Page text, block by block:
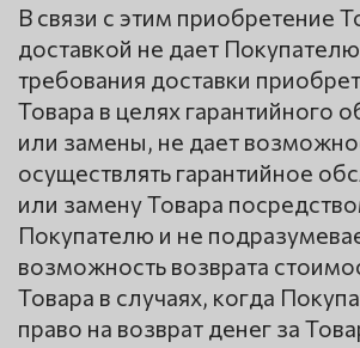
В связи с этим приобретение
доставкой не дает
требования доставки
Товара в целях гарантийного
или замены, не дает
осуществлять гарантийное
или замену Товара
Покупателю и не
возможность возврата
Товара в случаях, когда
право на возврат денег за